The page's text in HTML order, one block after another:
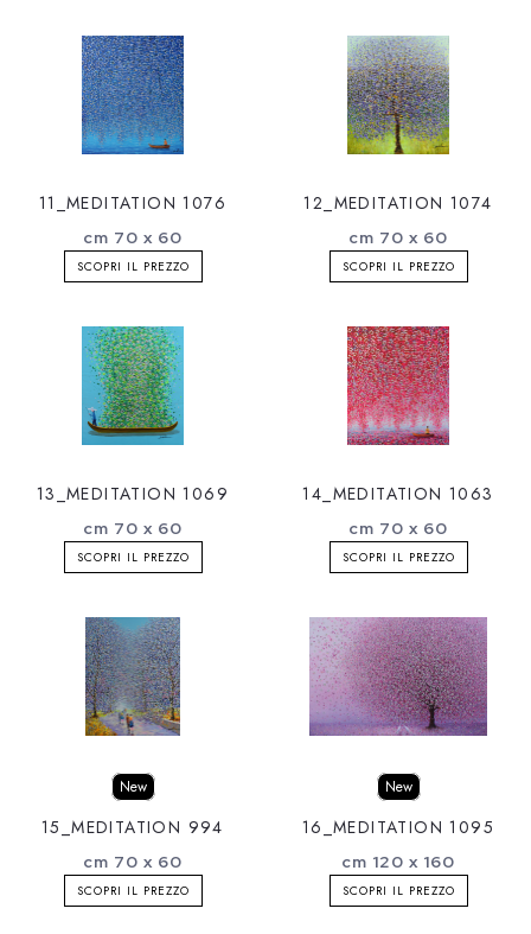
11_MEDITATION 1076
cm 70 x 60
SCOPRI IL PREZZO
12_MEDITATION 1074
cm 70 x 60
SCOPRI IL PREZZO
13_MEDITATION 1069
cm 70 x 60
SCOPRI IL PREZZO
14_MEDITATION 1063
cm 70 x 60
SCOPRI IL PREZZO
New
15_MEDITATION 994
cm 70 x 60
SCOPRI IL PREZZO
New
16_MEDITATION 1095
cm 120 x 160
SCOPRI IL PREZZO